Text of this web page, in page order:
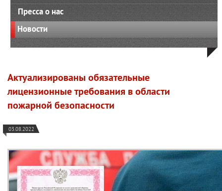
Пресса о нас
Новости
Актуализированы обязательные
лицензионные требования в области
пожарной безопасности
03.08.2022